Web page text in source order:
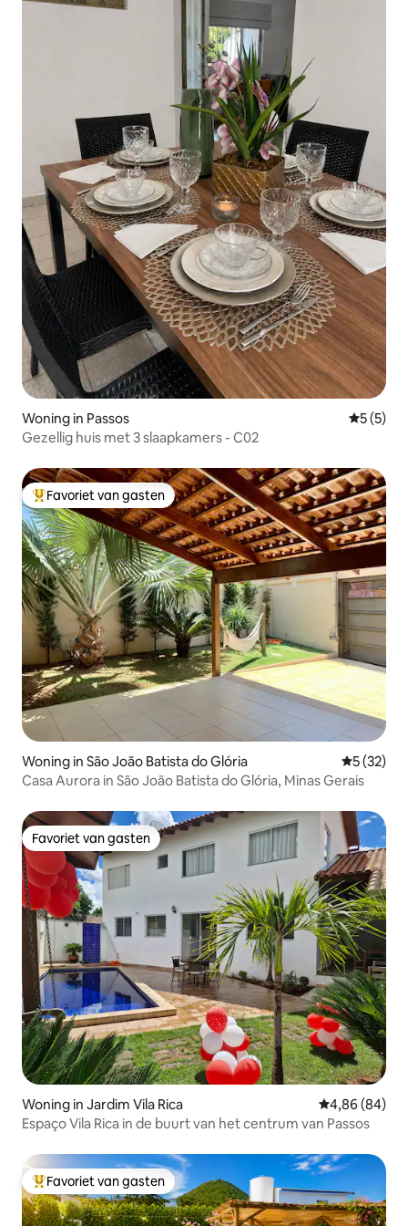
Woning in Passos
5 (5)
Gezellig huis met 3 slaapkamers - C02
Topfavoriet van gasten
Favoriet van gasten
Woning in São João Batista do Glória
5 (32)
Casa Aurora in São João Batista do Glória, Minas Gerais
Favoriet van gasten
Favoriet van gasten
Woning in Jardim Vila Rica Gemiddelde
4,86 (84)
Espaço Vila Rica in de buurt van het centrum van Passos
Topfavoriet van gasten
Favoriet van gasten